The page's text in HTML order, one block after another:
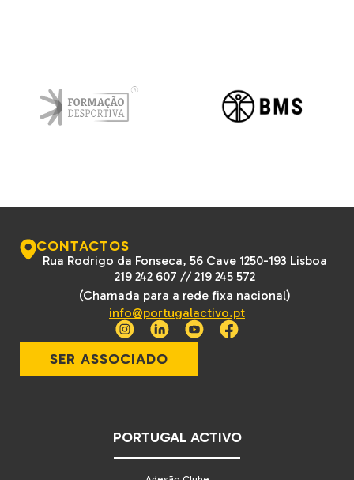
CONTACTOS
Rua Rodrigo da Fonseca, 56 Cave 1250-193 Lisboa
219 242 607 //219 245 572
(Chamada para a rede fixa nacional)
info@portugalactivo.pt
SER ASSOCIADO
PORTUGAL ACTIVO